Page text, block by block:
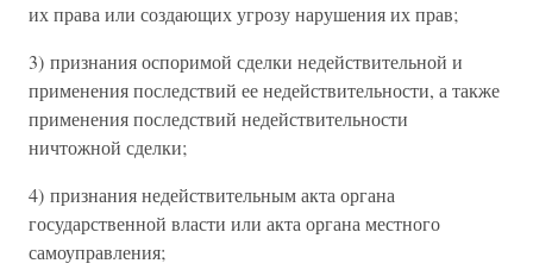
их права или создающих угрозу нарушения их прав;
3) признания оспоримой сделки недействительной и
применения последствий ее недействительности, а также
применения последствий недействительности
ничтожной сделки;
4) признания недействительным акта органа
государственной власти или акта органа местного
самоуправления;